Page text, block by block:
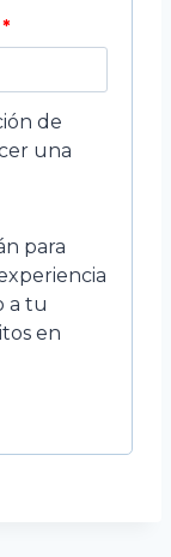
*
de
una
para
a tu
en